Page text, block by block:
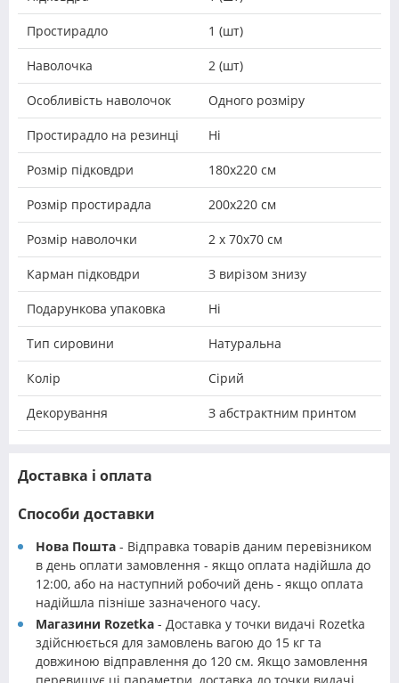
Простирадло 1 (шт)
Наволочка 2 (шт)
Особливість наволочок Одного розміру
Простирадло на резинці Ні
Розмір підковдри 180х220 см
Розмір простирадла 200х220 см
Розмір наволочки 2 х 70х70 см
Карман підковдри З вирізом знизу
Подарункова упаковка Ні
Тип сировини Натуральна
Колір Сірий
Декорування З абстрактним принтом
Доставка і оплата
Способи доставки
Нова Пошта - Відправка товарів даним перевізником
в день оплати замовлення - якщо оплата надійшла до
12:00, або на наступний робочий день - якщо оплата
надійшла пізніше зазначеного часу.
Магазини Rozetka - Доставка у точки видачі Rozetka
здійснюється для замовлень вагою до 15 кг та
довжиною відправлення до 120 см. Якщо замовлення